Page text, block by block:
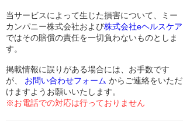
当サービスによって生じた損害について、ミー
カンパニー株式会社および株式会社eヘルスケア
ではその賠償の責任を一切負わないものとしま
す。
掲載情報に誤りがある場合には、お手数です
が、
お問い合わせフォーム からご連絡をいただ
けますようお願いいたします。
※お電話での対応は行っておりません